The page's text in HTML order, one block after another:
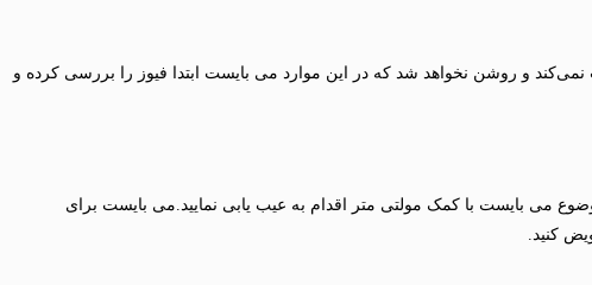
و روشن نخواهد شد که در این موارد می بایست ابتدا فیوز را بررسی کرده و
بایست با کمک مولتی متر اقدام به عیب یابی نمایید.می بایست برای
کنید.